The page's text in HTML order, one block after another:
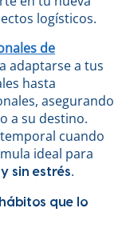
logísticos.
de
adaptarse a tus
hasta
asegurando
a su destino.
cuando
ideal para
sin estrés.
que lo